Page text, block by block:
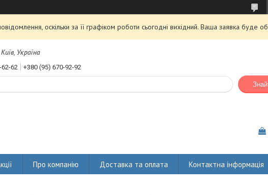
оскільки за її графіком роботи сьогодні вихідний. Ваша заявка буде
Україна
62-62 +380 (95) 670-92-92
Про компанію Доставка та оплата Контактна інформація